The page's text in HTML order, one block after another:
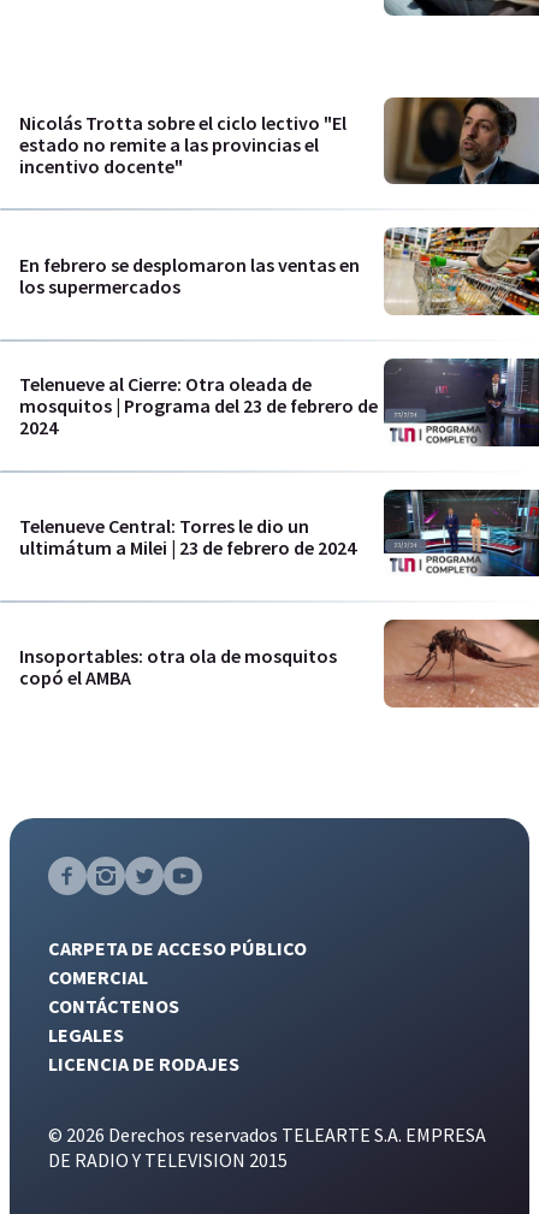
Nicolás Trotta sobre el ciclo lectivo "El
estado no remite a las provincias el
incentivo docente"
En febrero se desplomaron las ventas en
los supermercados
Telenueve al Cierre: Otra oleada de
mosquitos | Programa del 23 de febrero de
2024
Telenueve Central: Torres le dio un
ultimátum a Milei | 23 de febrero de 2024
Insoportables: otra ola de mosquitos
copó el AMBA
CARPETA DE ACCESO PÚBLICO
COMERCIAL
CONTÁCTENOS
LEGALES
LICENCIA DE RODAJES
© 2026 Derechos reservados TELEARTE S.A. EMPRESA
DE RADIO Y TELEVISION 2015